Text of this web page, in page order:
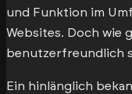
und Funktion im
Websites. Doch wie
benutzerfreundlich
Ein hinlänglich